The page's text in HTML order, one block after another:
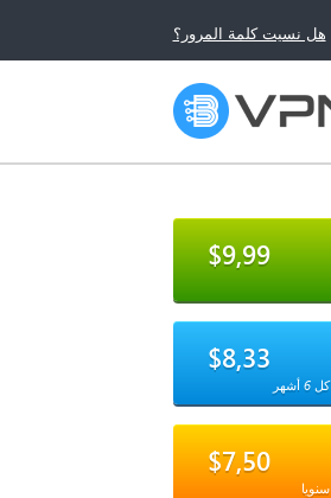
هل نسيت كلمة المرور؟
$9,99
$8,33
$7,50